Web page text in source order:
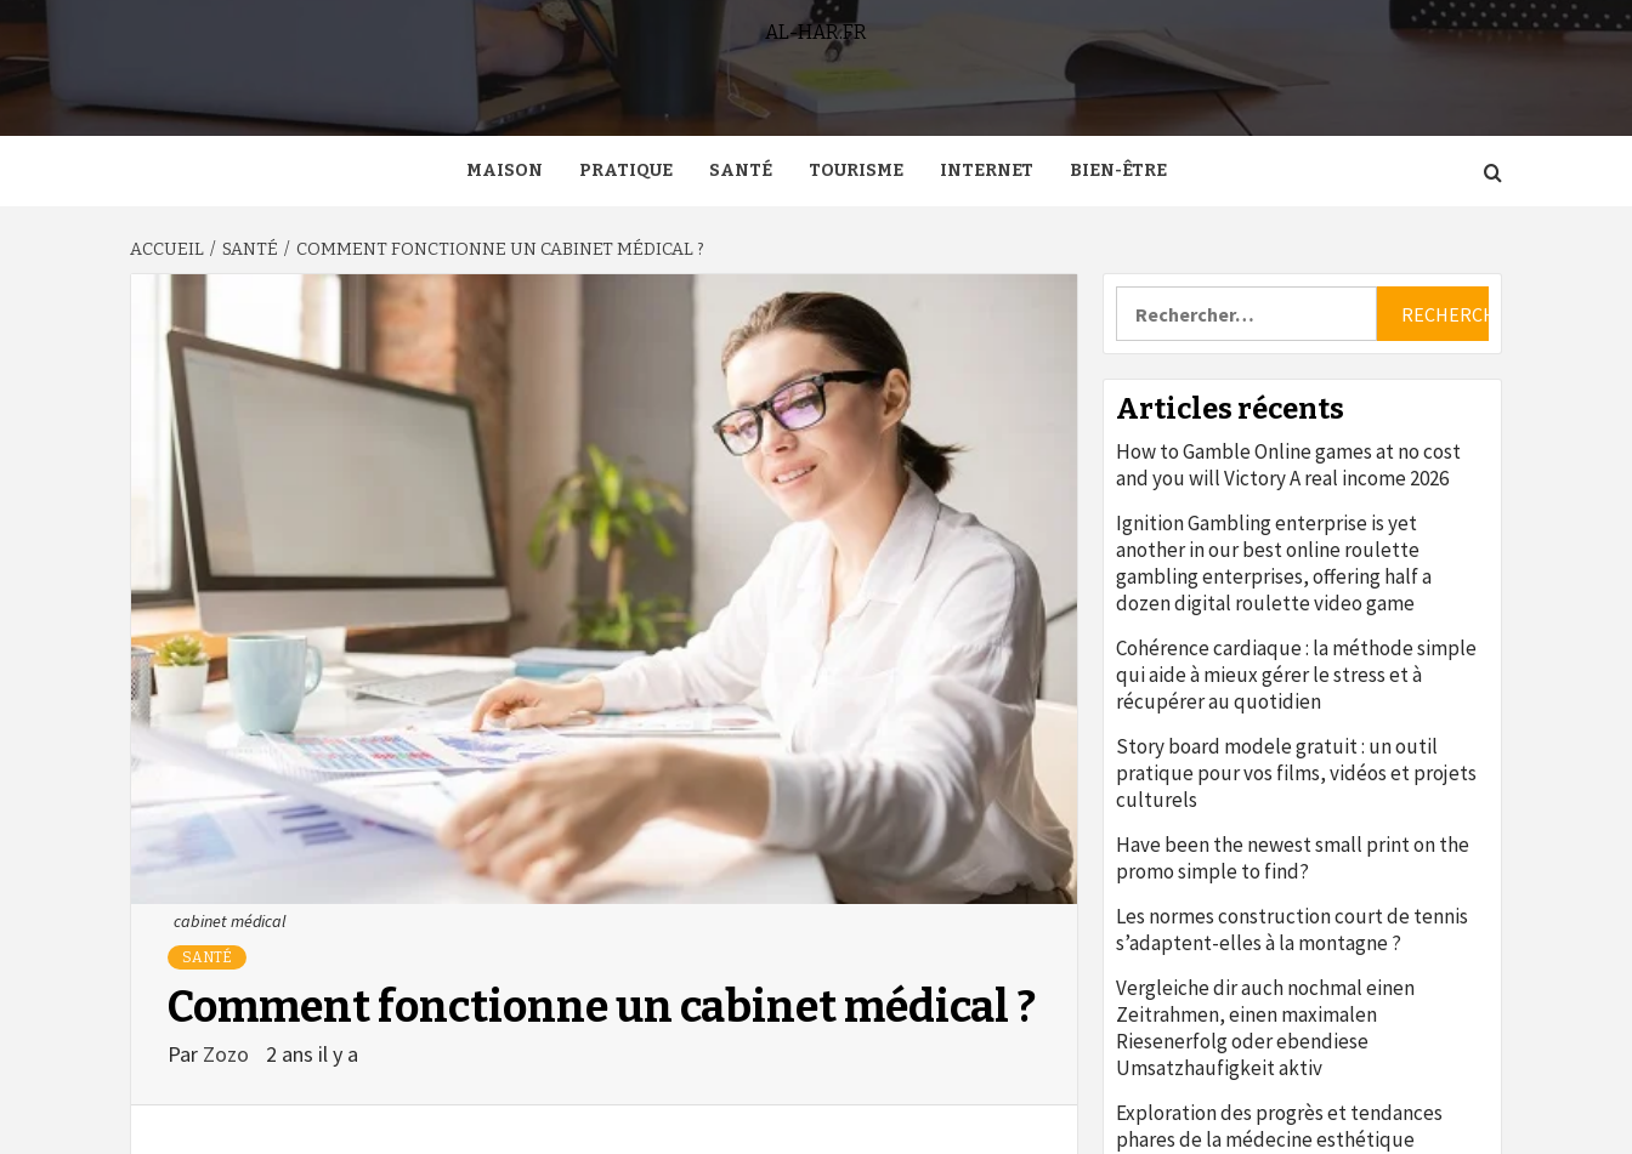
AL-HAR.FR
MAISON PRATIQUE SANTÉ TOURISME INTERNET BIEN-ÊTRE
ACCUEIL SANTÉ COMMENT FONCTIONNE UN CABINET MÉDICAL ?
cabinet médical
SANTÉ
Comment fonctionne un cabinet médical ?
Par Zozo 2 ans il y a
Articles récents
How to Gamble Online games at no cost
and you will Victory A real income 2026
Ignition Gambling enterprise is yet
another in our best online roulette
gambling enterprises, offering half a
dozen digital roulette video game
Cohérence cardiaque : la méthode simple
qui aide à mieux gérer le stress et à
récupérer au quotidien
Story board modele gratuit : un outil
pratique pour vos films, vidéos et projets
culturels
Have been the newest small print on the
promo simple to find?
Les normes construction court de tennis
s’adaptent-elles à la montagne ?
Vergleiche dir auch nochmal einen
Zeitrahmen, einen maximalen
Riesenerfolg oder ebendiese
Umsatzhaufigkeit aktiv
Exploration des progrès et tendances
phares de la médecine esthétique